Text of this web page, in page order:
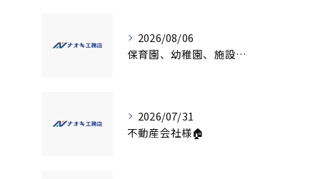
2026/08/06
保育園、幼稚園、施設様！！内装リフォームでお悩み事はございませんか？
2026/07/31
不動産会社様🏠